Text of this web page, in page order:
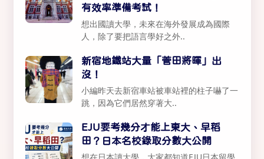
有效率準備考試！
想出國讀大學，未來在海外發展成為國際
人，除了要把語言學好之外..
新宿地鐵站大量「菅田將暉」出
沒！
小編昨天去新宿車站被車站裡的柱子嚇了一
跳，因為它們居然穿著大..
EJU要考幾分才能上東大、早稻
田？日本名校錄取分數大公開